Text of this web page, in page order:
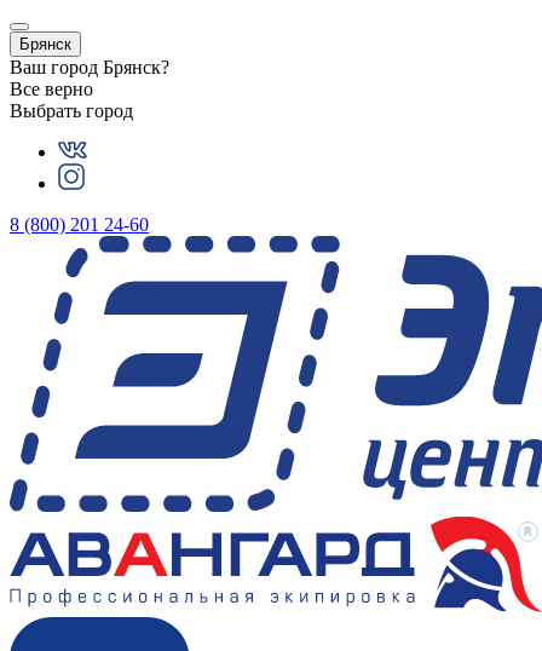
Брянск
Ваш город Брянск?
Все верно
Выбрать город
8 (800) 201 24-60